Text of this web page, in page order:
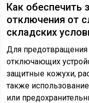
Как обеспечить
отключения от
складских
Для предотвращения
отключающих
защитные кожухи,
также
или